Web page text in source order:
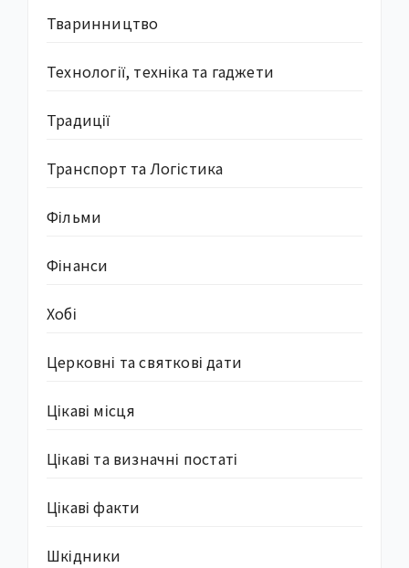
Тваринництво
Технології, техніка та гаджети
Традиції
Транспорт та Логістика
Фільми
Фінанси
Хобі
Церковні та святкові дати
Цікаві місця
Цікаві та визначні постаті
Цікаві факти
Шкідники